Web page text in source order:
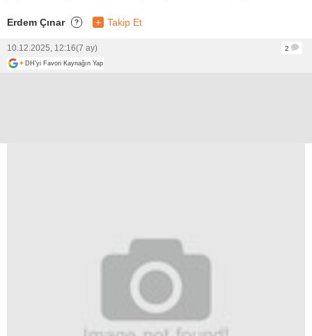
Erdem Çınar ? + Takip Et
10.12.2025, 12:16(7 ay)
2
+ DH'yi Favori Kaynağın Yap